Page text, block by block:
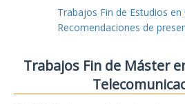
Trabajos Fin de Estudios en
Recomendaciones de
Trabajos Fin de Máster